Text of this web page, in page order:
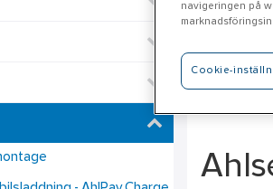
navigeringen på
Cookie-